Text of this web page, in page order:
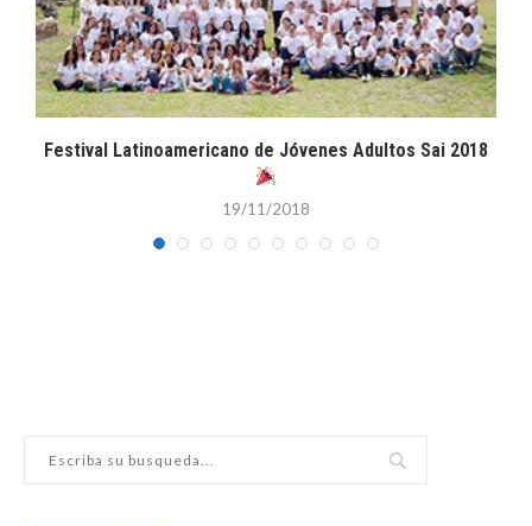
Festival Latinoamericano de Jóvenes Adultos Sai 2018
19/11/2018